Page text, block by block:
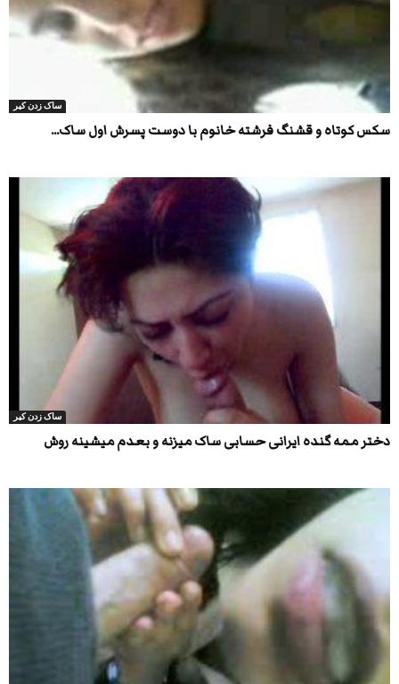
ساک زدن کیر
سکس کوتاه و قشنگ فرشته خانوم با دوست پسرش اول ساک...
ساک زدن کیر
دختر ممه گنده ایرانی حسابی ساک میزنه و بعدم میشینه روش